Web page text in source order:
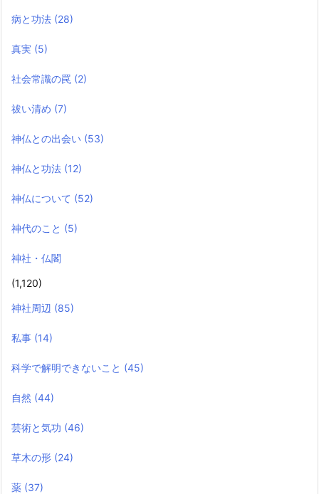
病と功法 (28)
真実 (5)
社会常識の罠 (2)
祓い清め (7)
神仏との出会い (53)
神仏と功法 (12)
神仏について (52)
神代のこと (5)
神社・仏閣
(1,120)
神社周辺 (85)
私事 (14)
科学で解明できないこと (45)
自然 (44)
芸術と気功 (46)
草木の形 (24)
薬 (37)